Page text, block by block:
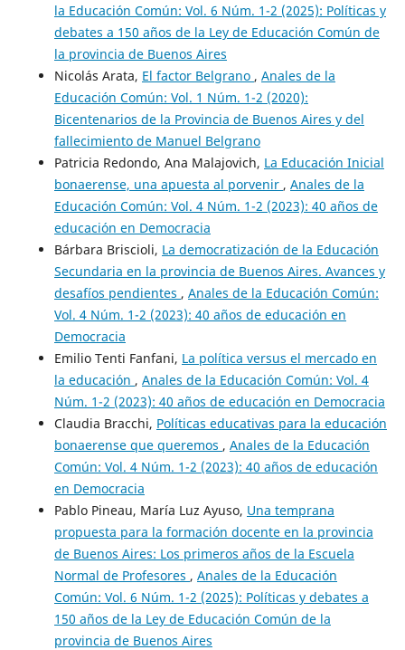
la Educación Común: Vol. 6 Núm. 1-2 (2025): Políticas y
debates a 150 años de la Ley de Educación Común de
la provincia de Buenos Aires
Nicolás Arata, El factor Belgrano , Anales de la
Educación Común: Vol. 1 Núm. 1-2 (2020):
Bicentenarios de la Provincia de Buenos Aires y del
fallecimiento de Manuel Belgrano
Patricia Redondo, Ana Malajovich, La Educación Inicial
bonaerense, una apuesta al porvenir , Anales de la
Educación Común: Vol. 4 Núm. 1-2 (2023): 40 años de
educación en Democracia
Bárbara Briscioli, La democratización de la Educación
Secundaria en la provincia de Buenos Aires. Avances y
desafíos pendientes , Anales de la Educación Común:
Vol. 4 Núm. 1-2 (2023): 40 años de educación en
Democracia
Emilio Tenti Fanfani, La política versus el mercado en
la educación , Anales de la Educación Común: Vol. 4
Núm. 1-2 (2023): 40 años de educación en Democracia
Claudia Bracchi, Políticas educativas para la educación
bonaerense que queremos , Anales de la Educación
Común: Vol. 4 Núm. 1-2 (2023): 40 años de educación
en Democracia
Pablo Pineau, María Luz Ayuso, Una temprana
propuesta para la formación docente en la provincia
de Buenos Aires: Los primeros años de la Escuela
Normal de Profesores , Anales de la Educación
Común: Vol. 6 Núm. 1-2 (2025): Políticas y debates a
150 años de la Ley de Educación Común de la
provincia de Buenos Aires